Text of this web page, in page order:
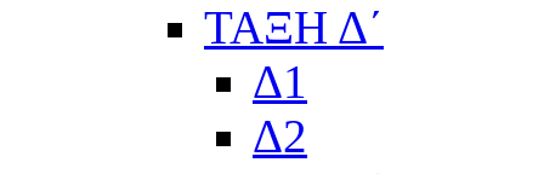
ΤΑΞΗ Δ΄
Δ1
Δ2